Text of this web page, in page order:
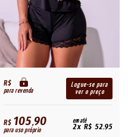
R$
para revenda
Logue-se para
ver o preço
R$105,90
para uso próprio
em até
2x R$ 52,95